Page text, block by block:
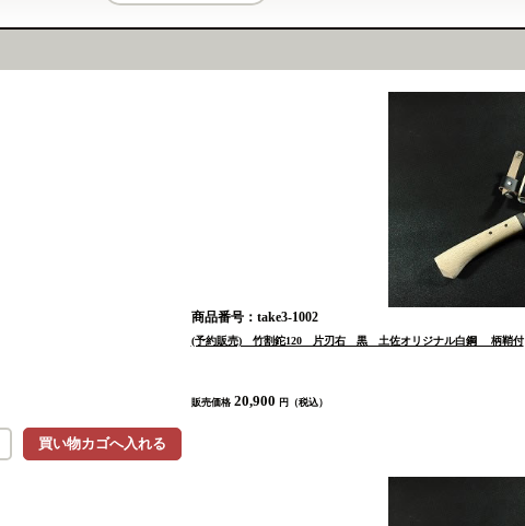
買い物カゴへ入れる
商品番号：take3-1002
(予約販売) 竹割鉈120 片刃右 黒 土佐オリジナル白鋼 柄鞘付
販売価格 20,900 円（税込）